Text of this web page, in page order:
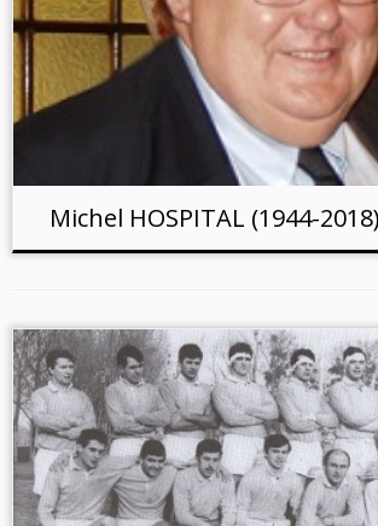
Michel HOSPITAL (1944-2018)